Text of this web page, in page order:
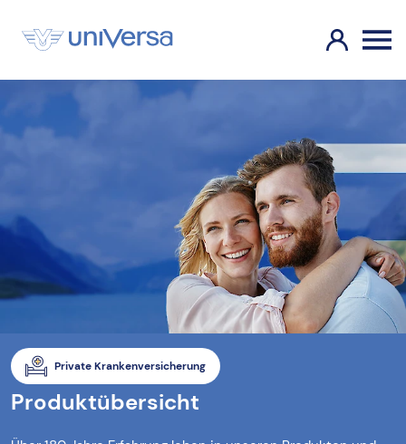
Private Krankenversicherung
Produktübersicht